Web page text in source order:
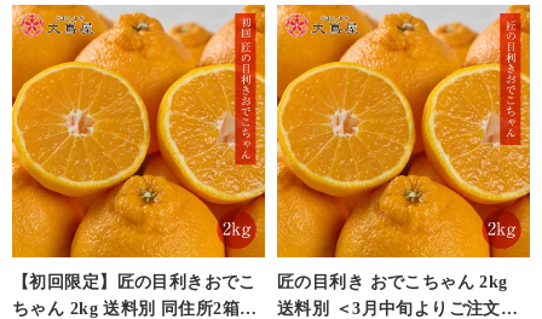
び離島は2,000円）を追加いたし
ます。
【初回限定】匠の目利きおでこ
ちゃん 2kg 送料別 同住所2箱以
匠の目利き おでこちゃん 2kg
送料別 ＜3月中旬よりご注文順